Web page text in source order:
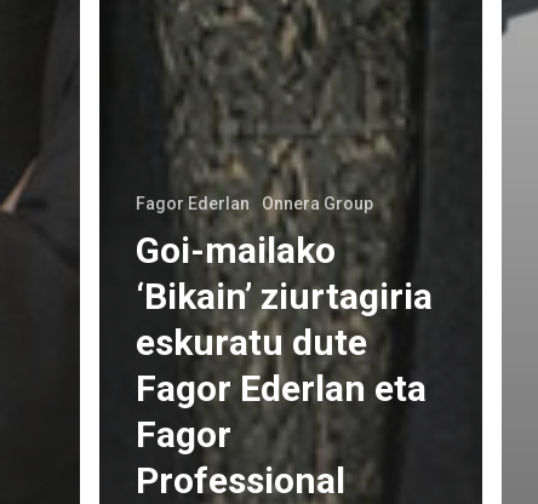
Fagor Ederlan Onnera Group
Goi-mailako
‘Bikain’ ziurtagiria
eskuratu dute
Fagor Ederlan eta
Fagor
Professional